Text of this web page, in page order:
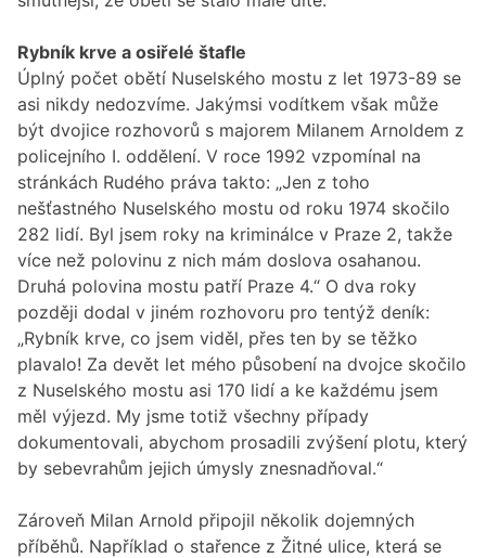
Rybník krve a osiřelé štafle
Úplný počet obětí Nuselského mostu z let 1973-89 se
asi nikdy nedozvíme. Jakýmsi vodítkem však může
být dvojice rozhovorů s majorem Milanem Arnoldem z
policejního I. oddělení. V roce 1992 vzpomínal na
stránkách Rudého práva takto: „Jen z toho
nešťastného Nuselského mostu od roku 1974 skočilo
282 lidí. Byl jsem roky na kriminálce v Praze 2, takže
více než polovinu z nich mám doslova osahanou.
Druhá polovina mostu patří Praze 4.“ O dva roky
později dodal v jiném rozhovoru pro tentýž deník:
„Rybník krve, co jsem viděl, přes ten by se těžko
plavalo! Za devět let mého působení na dvojce skočilo
z Nuselského mostu asi 170 lidí a ke každému jsem
měl výjezd. My jsme totiž všechny případy
dokumentovali, abychom prosadili zvýšení plotu, který
by sebevrahům jejich úmysly znesnadňoval.“
Zároveň Milan Arnold připojil několik dojemných
příběhů. Například o stařence z Žitné ulice, která se